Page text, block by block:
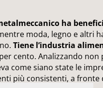
ha
moda, legno e altri
Tiene l’industria
cento. Analizzando
come siano state le
più consistenti, a fronte